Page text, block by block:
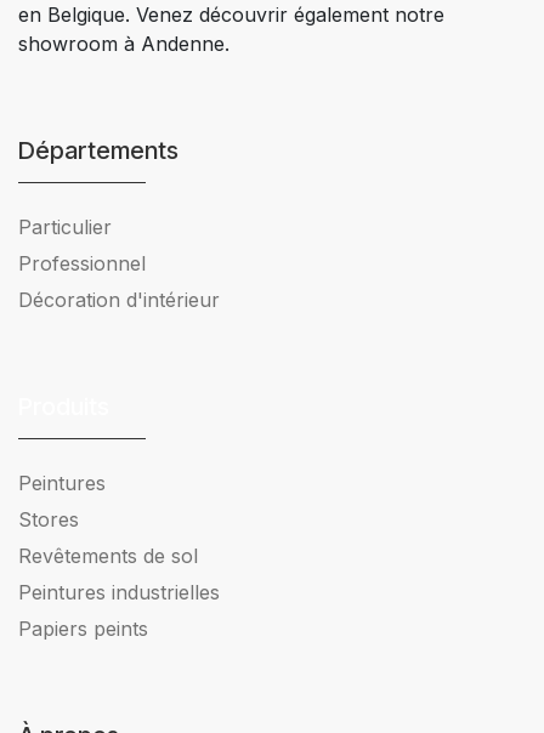
en Belgique. Venez découvrir également notre
showroom à Andenne.
Départements
Particulier
Professionnel
Décoration d'intérieur
Peintures
Stores
Revêtements de sol
Peintures industrielles
Papiers peints